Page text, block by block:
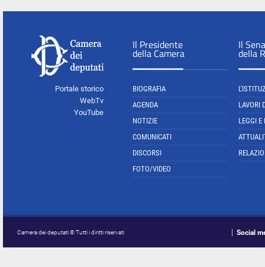
Portale storico
WebTv
YouTube
Il Presidente
della Camera
BIOGRAFIA
AGENDA
NOTIZIE
COMUNICATI
DISCORSI
FOTO/VIDEO
Il
della
LAVORI
LEGGI E
Camera dei deputati © Tutti i diritti riservati Social